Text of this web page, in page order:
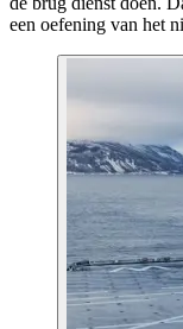
een oefening van het